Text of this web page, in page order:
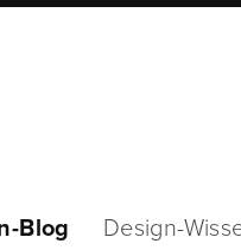
Blog Design-